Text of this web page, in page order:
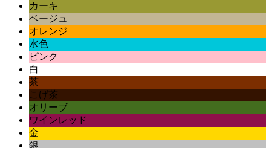
カーキ
ベージュ
オレンジ
水色
ピンク
白
茶
こげ茶
オリーブ
ワインレッド
金
銀